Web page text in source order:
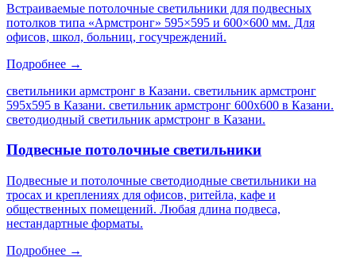
Встраиваемые потолочные светильники для подвесных
потолков типа «Армстронг» 595×595 и 600×600 мм. Для
офисов, школ, больниц, госучреждений.
Подробнее →
светильники армстронг в Казани. светильник армстронг
595х595 в Казани. светильник армстронг 600х600 в Казани.
светодиодный светильник армстронг в Казани.
Подвесные потолочные светильники
Подвесные и потолочные светодиодные светильники на
тросах и креплениях для офисов, ритейла, кафе и
общественных помещений. Любая длина подвеса,
нестандартные форматы.
Подробнее →